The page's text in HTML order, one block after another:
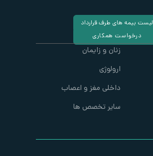
لیست بیمه های طرف قرارداد
درخواست همکاری
زنان و زایمان
ارولوژی
داخلی مغز و اعصاب
سایر تخصص ها